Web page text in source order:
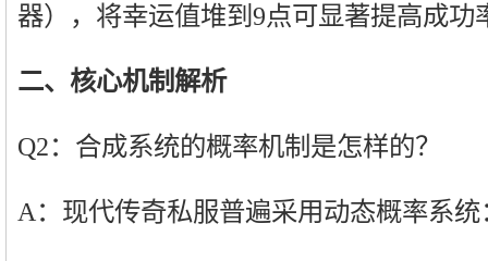
器），将幸运值堆到9点可显著提高成功
二、核心机制解析
Q2：合成系统的概率机制是怎样的？
A：现代传奇私服普遍采用动态概率系统